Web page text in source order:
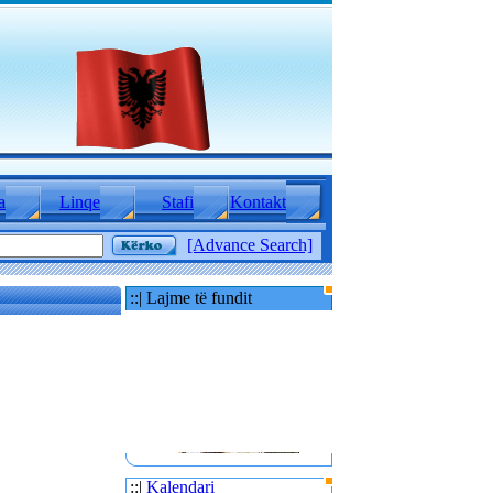
Linqe Stafi Kontakt
[Advance Search]
::| Lajme të fundit
::| Kalendari